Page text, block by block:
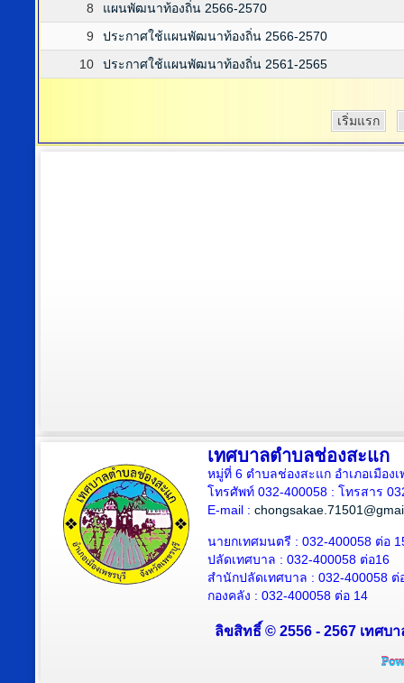
8
แผนพัฒนาท้องถิ่น 2566-2570
9
ประกาศใช้แผนพัฒนาท้องถิ่น 2566-2570
10
ประกาศใช้แผนพัฒนาท้องถิ่น 2561-2565
เริ่มแรก
เทศบาลตำบลช่องสะแก
หมู่ที่ 6 ตำบลช่องสะแก อำเภอเมือง
โทรศัพท์ 032-400058 : โทรสาร
E-mail :
นายกเทศมนตรี : 032-400058 ต่อ
ปลัดเทศบาล : 032-400058 ต่อ16
สำนักปลัดเทศบาล : 032-400058 ต่
กองคลัง : 032-400058 ต่อ 14
ลิขสิทธิ์ © 2556 - 2567 เทศบ